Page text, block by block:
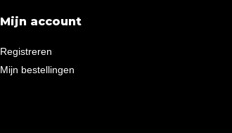
Mijn account
Registreren
Mijn bestellingen